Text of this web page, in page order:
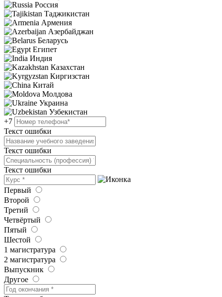
Россия
Таджикистан
Армения
Азербайджан
Беларусь
Египет
Индия
Казахстан
Киргизстан
Китай
Молдова
Украина
Узбекистан
+7
Текст ошибки
Текст ошибки
Текст ошибки
Первый
Второй
Третий
Четвёртый
Пятый
Шестой
1 магистратура
2 магистратура
Выпускник
Другое